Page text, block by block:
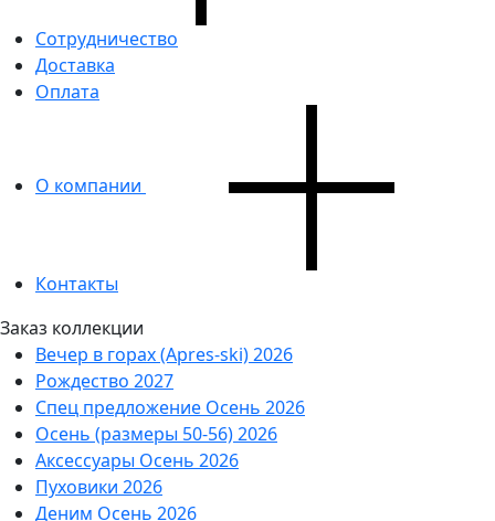
Сотрудничество
Доставка
Оплата
О компании
Контакты
Заказ коллекции
Вечер в горах (Apres-ski) 2026
Рождество 2027
Спец предложение Осень 2026
Осень (размеры 50-56) 2026
Аксессуары Осень 2026
Пуховики 2026
Деним Осень 2026